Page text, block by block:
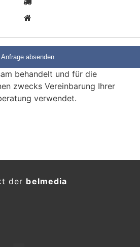
behandelt und für die
zwecks Vereinbarung Ihrer
verwendet.
der belmedia